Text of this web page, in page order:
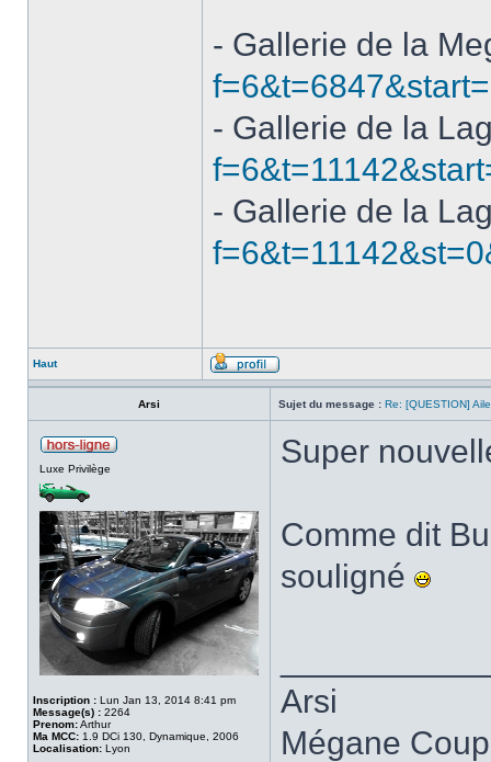
- Gallerie de la
- Gallerie de la
- Gallerie de la
Haut
Arsi Sujet du message : Re: [QUESTION]
Luxe Privilège
Inscription : Lun Jan 13, 2014 8:41 pm
Message(s) : 2264
Prenom:Arthur
Ma MCC: 1.9 DCi 130, Dynamique, 2006
Localisation: Lyon
Super
Comme dit
souligné
Arsi
Mégane